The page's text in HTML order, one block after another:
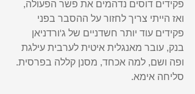
פקידים דוסים נדהמים את פשר הפעולה,
ואז הייתי צריך לחזור על ההסבר בפני
פקידים עוד יותר חשדניים של ג'ורדניאן
בנק, עובר מאנגלית איטית לערבית עילגת
ופה ושם, למה אכחד, מסנן קללה בפרסית.
סליחה אימא.